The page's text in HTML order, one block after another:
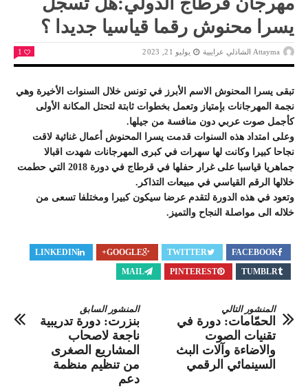
يسرا محنوش رقما قياسيا جديدا ؟
Attayma الشاذلي عرايبية يوليو 21, 2023 1
تبقى يسرا المحنوش الاسم الأبرز في تونس خلال السنوات الأخيرة وهي
نجمة المهرجانات بإمتياز وتعمل بخطوات ثابتة لتحتل المكانة الأولى
كأجمل صوت عربي دون منافسة من جيلها.
وعلى امتداد هذه السنوات قدمت يسرا المحنوش أعمال غنائية لاقت
نجاحا كبيرا وكانت لها سهرات في كبرى المهرجانات شهدت اقبالا
جماهريا قياسبا على غرار حفلها في قرطاج في دورة 2018 التي حطمت
خلالها الرقم القياسي في مبيعات التذاكر.
وتعود في هذه الدورة لتقدم عرضا سيكون كبيرا ومختلفا تسعى من
خلاله الى مواصلة النجاح والتميز.
FACEBOOK
TWITTER
GOOGLE+
LINKEDIN
TUMBLR
PINTEREST
MAIL
المنشور السابق
بنزرت: دورة تدريبية
ناجعة لاصحاب
المشاريع الصغرى
من تنظيم منظمة
دعم
المنشور التالي
الحمّامات: دورة في
تقنيات الصوت
والاضاءة وآلات البث
السينمائي الرقمي